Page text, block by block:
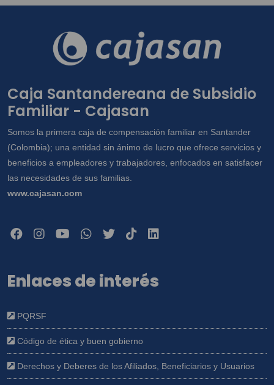
Caja Santandereana de Subsidio
Familiar - Cajasan
Somos la primera caja de compensación familiar en Santander
(Colombia); una entidad sin ánimo de lucro que ofrece servicios y
beneficios a empleadores y trabajadores, enfocados en satisfacer
las necesidades de sus familias.
www.cajasan.com
Enlaces de interés
PQRSF
Código de ética y buen gobierno
Derechos y Deberes de los Afiliados, Beneficiarios y Usuarios